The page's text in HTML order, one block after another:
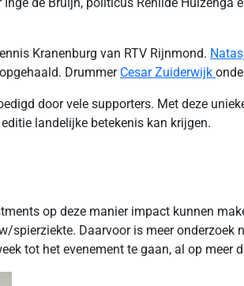
Kranenburg van RTV Rijnmond.
Drummer Cesar Zuiderwijk
door vele supporters. Met deze
landelijke betekenis kan krijgen.
op deze manier impact kunnen
Daarvoor is meer
tot het evenement te gaan, al op meer